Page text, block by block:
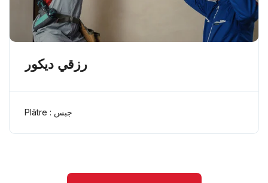
رزقي ديكور
Plâtre : جبس